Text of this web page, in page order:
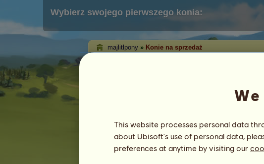
Wybierz swojego pierwszego konia:
majlitlpony » Konie na sprzedaż
Na tej stronie możesz zobaczyć konie wystawione
This website processes personal data
about Ubisoft's use of personal data,
preferences at anytime by visiting our